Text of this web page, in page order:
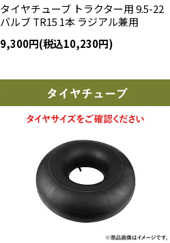
タイヤチューブ トラクター用 9.5-22
バルブ TR15 1本 ラジアル兼用
9,300円(税込10,230円)